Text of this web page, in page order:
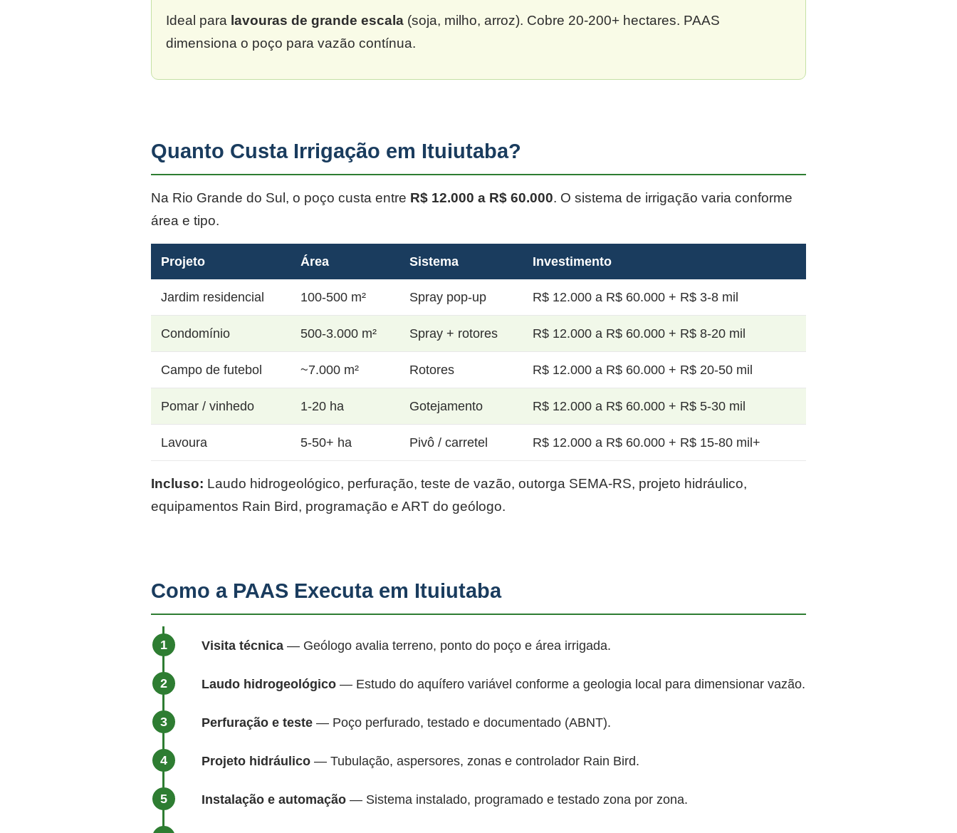
Ideal para lavouras de grande escala (soja, milho, arroz). Cobre 20-200+ hectares. PAAS
dimensiona o poço para vazão contínua.
Quanto Custa Irrigação em Ituiutaba?
Na Rio Grande do Sul, o poço custa entre R$ 12.000 a R$ 60.000. O sistema de irrigação varia conforme
área e tipo.
Projeto Área Sistema Investimento
Jardim residencial 100-500 m² Spray pop-up R$ 12.000 a R$ 60.000 + R$ 3-8 mil
Condomínio 500-3.000 m² Spray + rotores R$ 12.000 a R$ 60.000 + R$ 8-20 mil
Campo de futebol ~7.000 m² Rotores R$ 12.000 a R$ 60.000 + R$ 20-50 mil
Pomar / vinhedo 1-20 ha Gotejamento R$ 12.000 a R$ 60.000 + R$ 5-30 mil
Lavoura 5-50+ ha Pivô / carretel R$ 12.000 a R$ 60.000 + R$ 15-80 mil+
Incluso: Laudo hidrogeológico, perfuração, teste de vazão, outorga SEMA-RS, projeto hidráulico,
equipamentos Rain Bird, programação e ART do geólogo.
Como a PAAS Executa em Ituiutaba
Visita técnica — Geólogo avalia terreno, ponto do poço e área irrigada.
Laudo hidrogeológico — Estudo do aquífero variável conforme a geologia local para dimensionar vazão.
Perfuração e teste — Poço perfurado, testado e documentado (ABNT).
Projeto hidráulico — Tubulação, aspersores, zonas e controlador Rain Bird.
Instalação e automação — Sistema instalado, programado e testado zona por zona.